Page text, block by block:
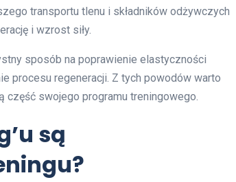
transportu tlenu i składników odżywczych
i wzrost siły.
sposób na poprawienie elastyczności
procesu regeneracji. Z tych powodów warto
swojego programu treningowego.
są